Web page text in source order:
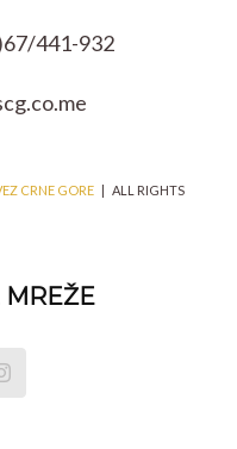
441-932
CRNE GORE| ALL RIGHTS
MREŽE